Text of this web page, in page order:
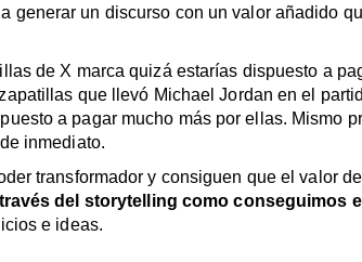
generar un discurso con un valor añadido
de X marca quizá estarías dispuesto a
que llevó Michael Jordan en el
a pagar mucho más por ellas. Mismo
inmediato.
transformador y consiguen que el valor
del storytelling como conseguimos
e ideas.